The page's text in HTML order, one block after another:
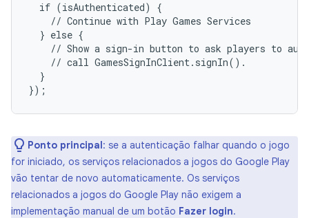
  if (isAuthenticated) {
    // Continue with Play Games Services
  } else {
// Show a sign-in button to ask players to
    // call GamesSignInClient.signIn().
  }
Ponto principal: se a autenticação falhar quando o jogo
for iniciado, os serviços relacionados a jogos do Google Play
vão tentar de novo automaticamente. Os serviços
relacionados a jogos do Google Play não exigem a
implementação manual de um botão Fazer login.